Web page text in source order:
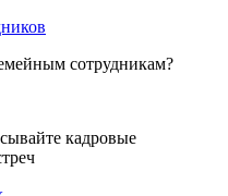
сотрудникам?
кадровые